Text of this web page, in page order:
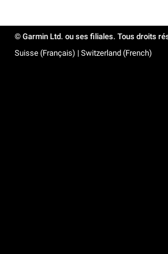
© Garmin Ltd. ou ses filiales. Tous droits
Suisse (Français) | Switzerland (French)